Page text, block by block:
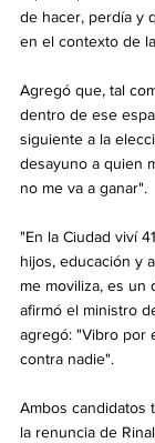
de hacer, perdía y
en el contexto de
Agregó que, tal
dentro de ese
siguiente a la
desayuno a quien
no me va a ganar".
"En la Ciudad viví
hijos, educación y
me moviliza, es un
afirmó el ministro
agregó: "Vibro por
contra nadie".
Ambos candidatos
la renuncia de